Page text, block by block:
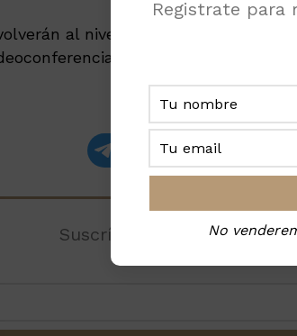
al nivel de 2019 hasta 2024.
son tendencias que
Recibe las noticias en tu
Suscríbete a la revista, es
Registrate para
No